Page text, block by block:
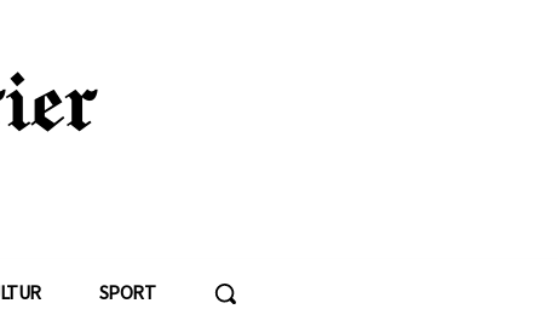
SPORT